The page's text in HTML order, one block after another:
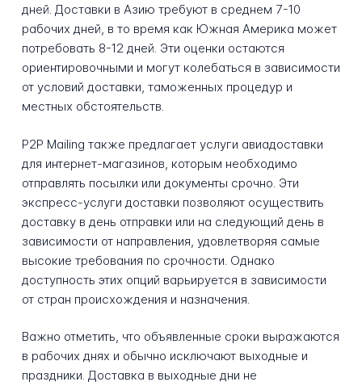
дней. Доставки в Азию требуют в среднем 7-10
рабочих дней, в то время как Южная Америка может
потребовать 8-12 дней. Эти оценки остаются
ориентировочными и могут колебаться в зависимости
от условий доставки, таможенных процедур и
местных обстоятельств.
P2P Mailing также предлагает услуги авиадоставки
для интернет-магазинов, которым необходимо
отправлять посылки или документы срочно. Эти
экспресс-услуги доставки позволяют осуществить
доставку в день отправки или на следующий день в
зависимости от направления, удовлетворяя самые
высокие требования по срочности. Однако
доступность этих опций варьируется в зависимости
от стран происхождения и назначения.
Важно отметить, что объявленные сроки выражаются
в рабочих днях и обычно исключают выходные и
праздники. Доставка в выходные дни не